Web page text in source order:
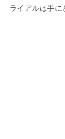
ライアルは手に